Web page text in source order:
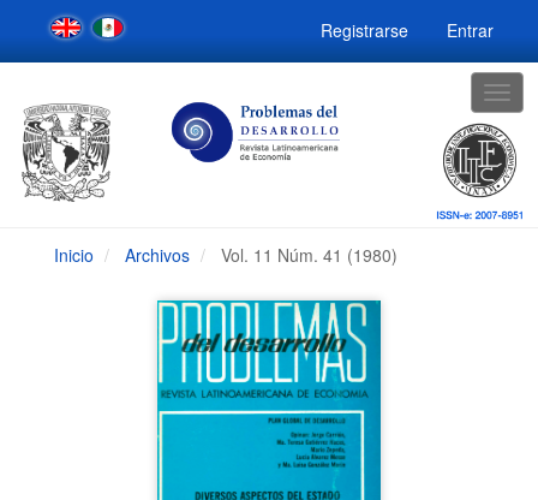
Navegación
principal
Contenido
Barra
lateral
Registrarse Entrar
Inicio Archivos Vol. 11 Núm. 41 (1980)